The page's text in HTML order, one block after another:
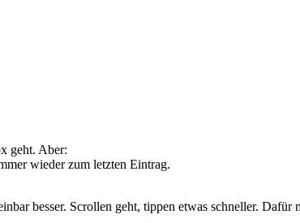
geht. Aber:
wieder zum letzten Eintrag.
besser. Scrollen geht, tippen etwas schneller.